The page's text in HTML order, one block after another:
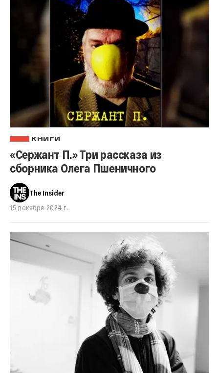
КНИГИ
«Сержант П.» Три рассказа из
сборника Олега Пшеничного
The Insider
15 декабря 2024 г.